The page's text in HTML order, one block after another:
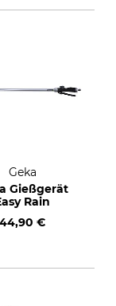
Geka
Gießgerät
Rain
44,90 €